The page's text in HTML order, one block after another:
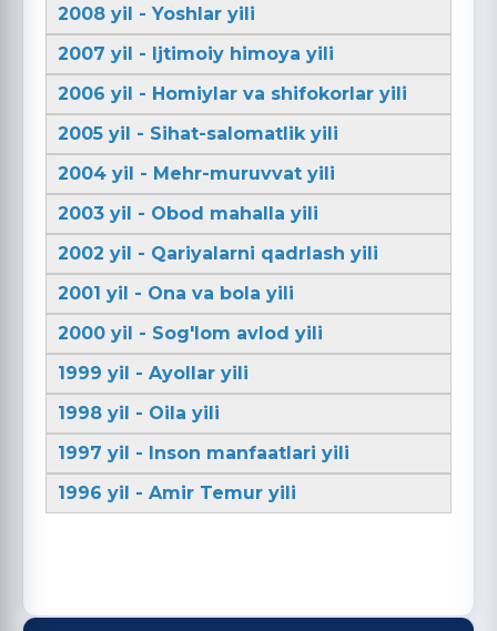
2008 yil - Yoshlar yili
2007 yil - Ijtimoiy himoya yili
2006 yil - Homiylar va shifokorlar yili
2005 yil - Sihat-salomatlik yili
2004 yil - Mehr-muruvvat yili
2003 yil - Obod mahalla yili
2002 yil - Qariyalarni qadrlash yili
2001 yil - Ona va bola yili
2000 yil - Sog'lom avlod yili
1999 yil - Ayollar yili
1998 yil - Oila yili
1997 yil - Inson manfaatlari yili
1996 yil - Amir Temur yili